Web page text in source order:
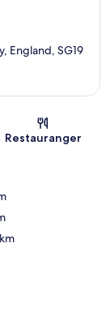
England, SG19
Restauranger